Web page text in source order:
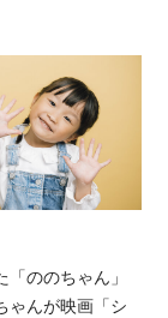
「ののちゃん」
ゃんが映画「シ